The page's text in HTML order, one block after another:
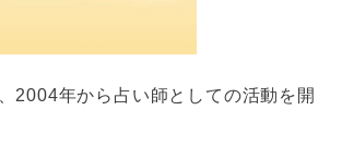
2004年から占い師としての活動を開